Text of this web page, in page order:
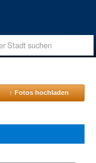
↑ Fotos hochladen